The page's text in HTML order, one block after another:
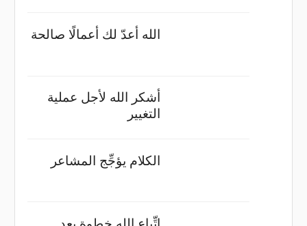
الله أعدّ لك أعمالًا صالحة
أشكر الله لأجل عملية
التغيير
الكلام يؤجِّج المشاعر
اتِّباع الله خطوة بعد